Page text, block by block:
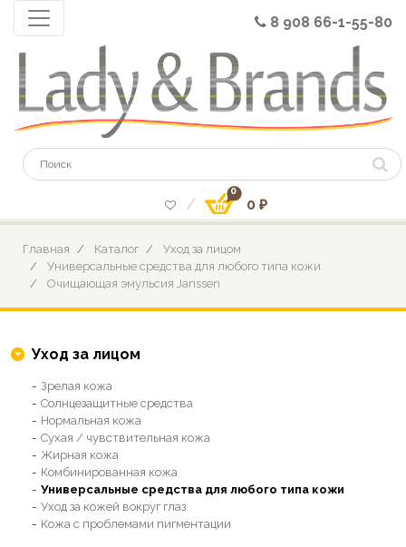
8 908 66-1-55-80
0
0 ₽
Главная Каталог
Уход за лицом
Универсальные средства для любого типа кожи
Очищающая эмульсия Janssen
Уход за лицом
Зрелая кожа
Солнцезащитные средства
Нормальная кожа
Сухая / чувствительная кожа
Жирная кожа
Комбинированная кожа
Универсальные средства для любого типа кожи
Уход за кожей вокруг глаз
Кожа с проблемами пигментации